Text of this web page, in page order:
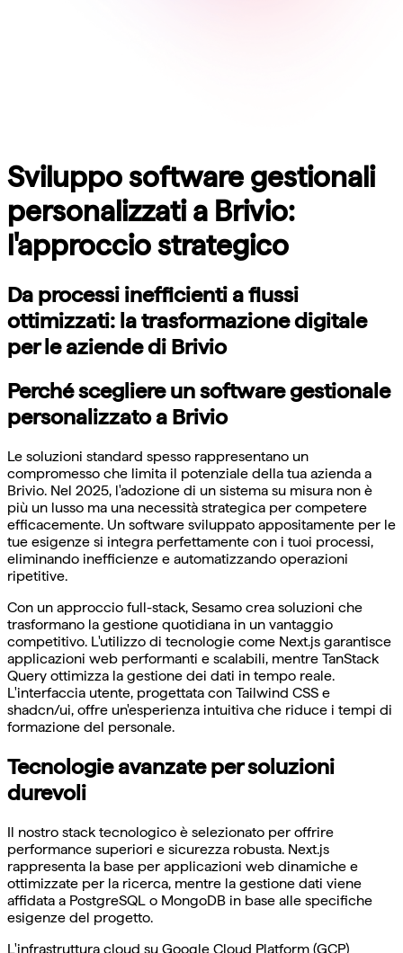
Sviluppo software gestionali
personalizzati a Brivio:
l'approccio strategico
Da processi inefficienti a flussi
ottimizzati: la trasformazione digitale
per le aziende di Brivio
Perché scegliere un software gestionale
personalizzato a Brivio
Le soluzioni standard spesso rappresentano un
compromesso che limita il potenziale della tua azienda a
Brivio. Nel 2025, l'adozione di un sistema su misura non è
più un lusso ma una necessità strategica per competere
efficacemente. Un software sviluppato appositamente per le
tue esigenze si integra perfettamente con i tuoi processi,
eliminando inefficienze e automatizzando operazioni
ripetitive.
Con un approccio full-stack, Sesamo crea soluzioni che
trasformano la gestione quotidiana in un vantaggio
competitivo. L'utilizzo di tecnologie come Next.js garantisce
applicazioni web performanti e scalabili, mentre TanStack
Query ottimizza la gestione dei dati in tempo reale.
L'interfaccia utente, progettata con Tailwind CSS e
shadcn/ui, offre un'esperienza intuitiva che riduce i tempi di
formazione del personale.
Tecnologie avanzate per soluzioni
durevoli
Il nostro stack tecnologico è selezionato per offrire
performance superiori e sicurezza robusta. Next.js
rappresenta la base per applicazioni web dinamiche e
ottimizzate per la ricerca, mentre la gestione dati viene
affidata a PostgreSQL o MongoDB in base alle specifiche
esigenze del progetto.
L'infrastruttura cloud su Google Cloud Platform (GCP)